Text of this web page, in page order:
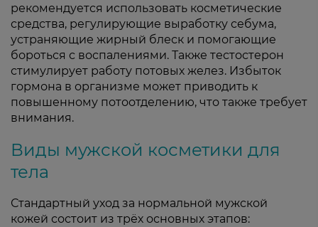
рекомендуется использовать косметические
средства, регулирующие выработку себума,
устраняющие жирный блеск и помогающие
бороться с воспалениями. Также тестостерон
стимулирует работу потовых желез. Избыток
гормона в организме может приводить к
повышенному потоотделению, что также требует
внимания.
Виды мужской косметики для
тела
Стандартный уход за нормальной мужской
кожей состоит из трёх основных этапов: